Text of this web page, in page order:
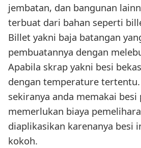
jembatan, dan bangunan
terbuat dari bahan seperti
Billet yakni baja batangan
pembuatannya dengan
Apabila skrap yakni besi
dengan temperature
sekiranya anda memakai
memerlukan biaya
diaplikasikan karenanya besi
kokoh.